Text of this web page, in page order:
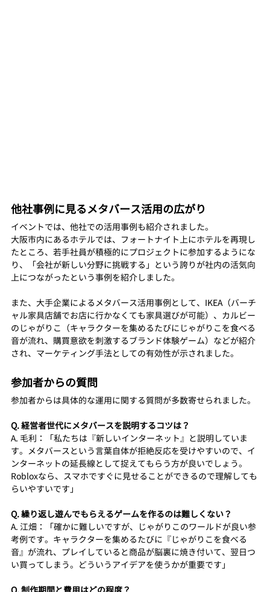
他社事例に見るメタバース活用の広がり
イベントでは、他社での活用事例も紹介されました。
大阪市内にあるホテルでは、フォートナイト上にホテルを再現し
たところ、若手社員が積極的にプロジェクトに参加するようにな
り、「会社が新しい分野に挑戦する」という誇りが社内の活気向
上につながったという事例を紹介しました。
また、大手企業によるメタバース活用事例として、IKEA（バーチ
ャル家具店舗でお店に行かなくても家具選びが可能）、カルビー
のじゃがりこ（キャラクターを集めるたびにじゃがりこを食べる
音が流れ、購買意欲を刺激するブランド体験ゲーム）などが紹介
され、マーケティング手法としての有効性が示されました。
参加者からの質問
参加者からは具体的な運用に関する質問が多数寄せられました。
Q. 経営者世代にメタバースを説明するコツは？
A. 毛利：「私たちは『新しいインターネット』と説明していま
す。メタバースという言葉自体が拒絶反応を受けやすいので、イ
ンターネットの延長線として捉えてもらう方が良いでしょう。
Robloxなら、スマホですぐに見せることができるので理解しても
らいやすいです」
Q. 繰り返し遊んでもらえるゲームを作るのは難しくない？
A. 江畑：「確かに難しいですが、じゃがりこのワールドが良い参
考例です。キャラクターを集めるたびに『じゃがりこを食べる
音』が流れ、プレイしていると商品が脳裏に焼き付いて、翌日つ
い買ってしまう。どういうアイデアを使うかが重要です」